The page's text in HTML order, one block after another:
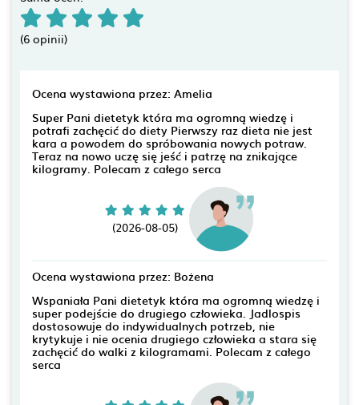
(6 opinii)
Ocena wystawiona przez: Amelia
Super Pani dietetyk która ma ogromną wiedzę i
potrafi zachęcić do diety Pierwszy raz dieta nie jest
kara a powodem do spróbowania nowych potraw.
Teraz na nowo uczę się jeść i patrzę na znikające
kilogramy. Polecam z całego serca
(2026-08-05)
Ocena wystawiona przez: Bożena
Wspaniała Pani dietetyk która ma ogromną wiedzę i
super podejście do drugiego człowieka. Jadlospis
dostosowuje do indywidualnych potrzeb, nie
krytykuje i nie ocenia drugiego człowieka a stara się
zachęcić do walki z kilogramami. Polecam z całego
serca